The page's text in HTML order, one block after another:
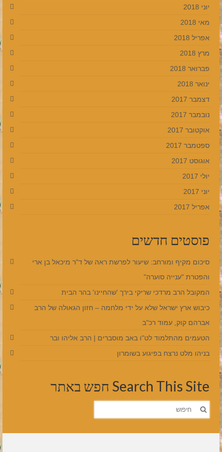
יוני 2018
מאי 2018
אפריל 2018
מרץ 2018
פברואר 2018
ינואר 2018
דצמבר 2017
נובמבר 2017
אוקטובר 2017
ספטמבר 2017
אוגוסט 2017
יולי 2017
יוני 2017
אפריל 2017
פוסטים חדשים
סיכום מקיף ומורחב: שיעור לפרשת ראה של ד"ר מיכאל בן ארי
והפטרת "ענייה סוערה"
המקובל הרב מרדכי שריקי בירך 'שהחיינו' בהר הבית
כיבוש ארץ ישראל שלא על ידי מלחמה – חזון הגאולה של הרב
אברהם קוק, עמוד רכ"ב
הטעמים מהתלמוד לט"ו באב מוסברים | הרב אליהו ובר
בניהו מלט נרצח בפיגוע בשומרון
Search This Site חפש באתר
חפש
את: